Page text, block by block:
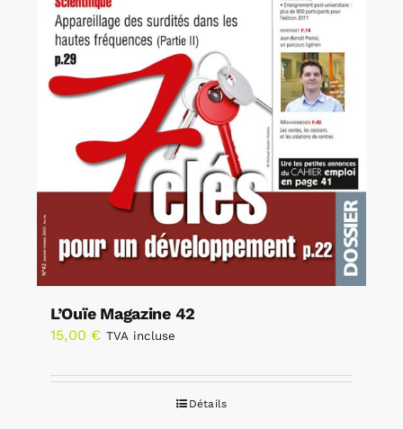
L’Ouïe Magazine 42
15,00 € TVA incluse
Détails